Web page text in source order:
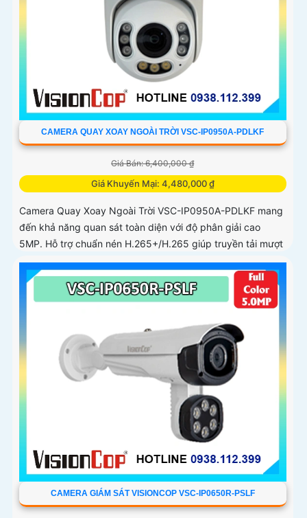
CAMERA QUAY XOAY NGOÀI TRỜI VSC-IP0950A-PDLKF
Giá Bán: 6,400,000 ₫
Giá Khuyến Mại: 4,480,000 ₫
Camera Quay Xoay Ngoài Trời VSC-IP0950A-PDLKF mang
đến khả năng quan sát toàn diện với độ phân giải cao
5MP. Hỗ trợ chuẩn nén H.265+/H.265 giúp truyền tải mượt
mà, tiết kiệm dung lượng lưu trữ
CAMERA GIÁM SÁT VISIONCOP VSC-IP0650R-PSLF